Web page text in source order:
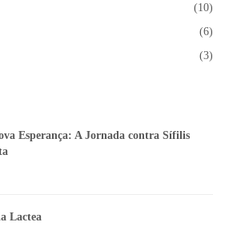
(10)
(6)
(3)
Esperança: A Jornada contra Sífilis
Lactea